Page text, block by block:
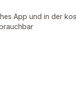
App und in der